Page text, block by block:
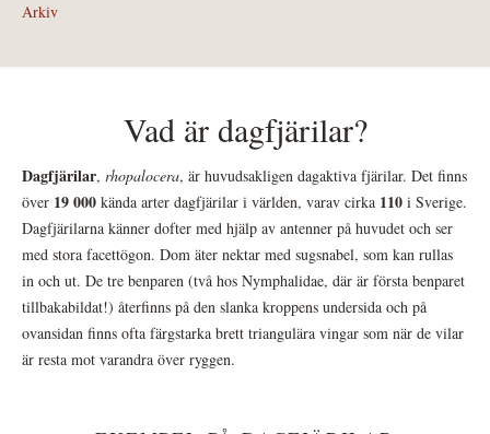
Arkiv
Vad är dagfjärilar?
Dagfjärilar, rhopalocera, är huvudsakligen dagaktiva fjärilar. Det finns
över 19 000 kända arter dagfjärilar i världen, varav cirka 110 i Sverige.
Dagfjärilarna känner dofter med hjälp av antenner på huvudet och ser
med stora facettögon. Dom äter nektar med sugsnabel, som kan rullas
in och ut. De tre benparen (två hos Nymphalidae, där är första benparet
tillbakabildat!) återfinns på den slanka kroppens undersida och på
ovansidan finns ofta färgstarka brett triangulära vingar som när de vilar
är resta mot varandra över ryggen.